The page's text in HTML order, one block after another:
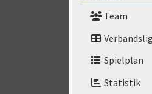
Team
Spielplan
Statistik